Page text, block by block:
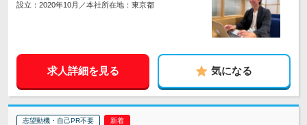
設立：2020年10月／本社所在地：東京都
求人詳細を見る 気になる
志望動機・自己PR不要